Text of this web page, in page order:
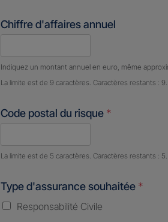
Chiffre d'affaires annuel
Nombre de caractères restants
Indiquez un montant annuel en euro, même
La limite est de 9 caractères. Caractères restants : 9.
Code postal du risque *
Nombre de caractères restants :
La limite est de 5 caractères. Caractères restants : 5.
Type d'assurance souhaitée *
Responsabilité Civile